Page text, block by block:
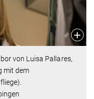
von Luisa Pallares,
mit dem